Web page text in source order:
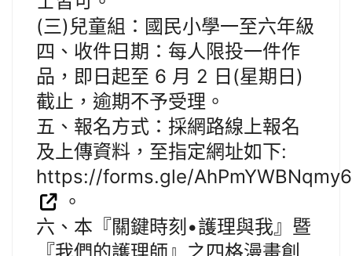
(三)兒童組：國民小學一至六年級
四、收件日期：每人限投一件作
品，即日起至 6 月 2 日(星期日)
截止，逾期不予受理。
五、報名方式：採網路線上報名
及上傳資料，至指定網址如下:
https://forms.gle/
。
六、本『關鍵時刻•護理與我』暨